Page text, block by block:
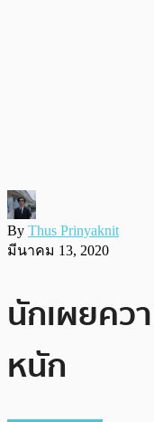
By Thus Prinyaknit
มีนาคม 13, 2020
นักเผยคว
หนัก